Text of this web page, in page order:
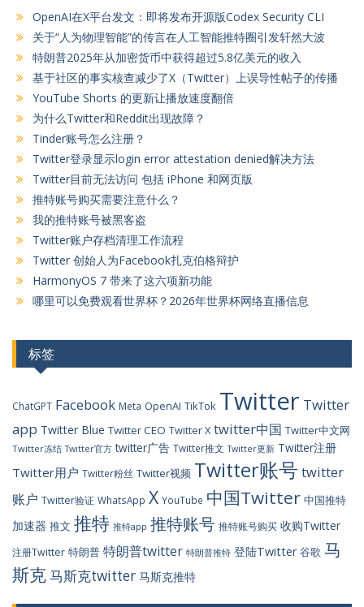
OpenAI在X平台发文：即将发布开源版Codex Security CLI
关于“人为物理智能”的传言在人工智能推特圈引发轩然大波
特朗普2025年从加密货币中获得超过5.8亿美元的收入
基于社区的事实核查减少了X（Twitter）上误导性帖子的传播
YouTube Shorts 的更新让播放速度翻倍
为什么Twitter和Reddit出现故障？
Tinder账号怎么注册？
Twitter登录显示login error attestation denied解决方法
Twitter目前无法访问 包括 iPhone 和网页版
推特账号购买需要注意什么？
我的推特账号被黑客盗
Twitter账户存档清理工作流程
Twitter 创始人为Facebook扎克伯格辩护
HarmonyOS 7 带来了这六项新功能
哪里可以免费观看世界杯？2026年世界杯网络直播信息
标签
ChatGPT Facebook Meta OpenAI TikTok Twitter Twitter
app Twitter Blue Twitter CEO Twitter X twitter中国 Twitter中文网
Twitter冻结 Twitter官方 twitter广告 Twitter推文 Twitter更新 Twitter注册
Twitter用户 Twitter粉丝 Twitter视频 Twitter账号 twitter
账户 Twitter验证 WhatsApp X YouTube 中国Twitter 中国推特
加速器 推文 推特 推特app 推特账号 推特账号购买 收购Twitter
注册Twitter 特朗普 特朗普twitter 特朗普推特 登陆Twitter 谷歌 马
斯克马斯克twitter 马斯克推特